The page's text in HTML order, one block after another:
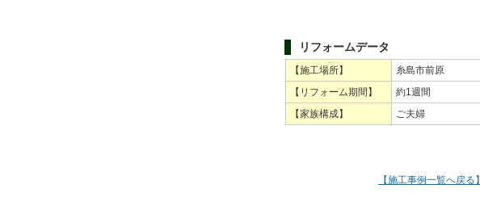
リフォームデータ
【施工場所】
糸島市前原
【リフォーム期間】
約1週間
【家族構成】
ご夫婦
【施工事例一覧へ戻る】